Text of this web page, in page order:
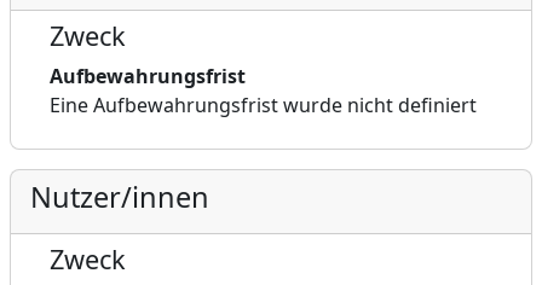
Zweck
Aufbewahrungsfrist
Eine Aufbewahrungsfrist wurde nicht definiert
Nutzer/innen
Zweck